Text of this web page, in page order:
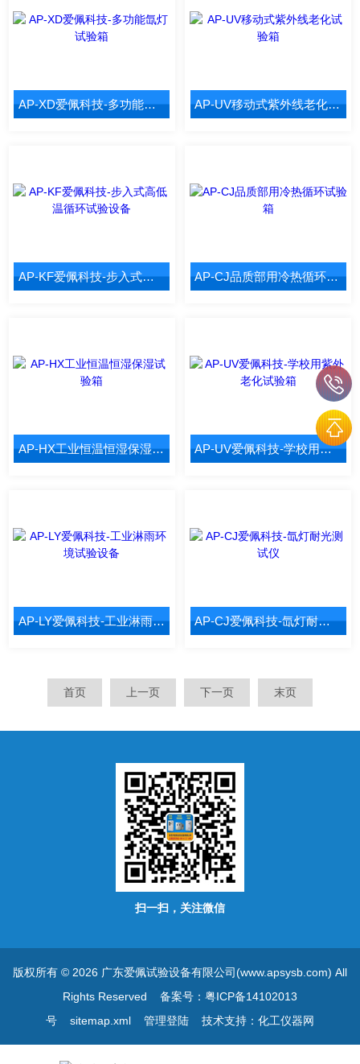
AP-XD爱佩科技-多功能氙灯试验箱 AP-UV移动式紫外线老化试验箱
AP-KF爱佩科技-步入式高低温循环试验设备 AP-CJ品质部用冷热循环试验箱
AP-HX工业恒温恒湿保湿试验箱 AP-UV爱佩科技-学校用紫外老化试验箱
AP-LY爱佩科技-工业淋雨环境试验设备 AP-CJ爱佩科技-氙灯耐光测试仪
首页 上一页 下一页 末页
扫一扫，关注微信
版权所有 © 2026 广东爱佩试验设备有限公司(www.apsysb.com) All
Rights Reserved 备案号：粤ICP备14102013
号
sitemap.xml 管理登陆技术支持： 化工仪器网